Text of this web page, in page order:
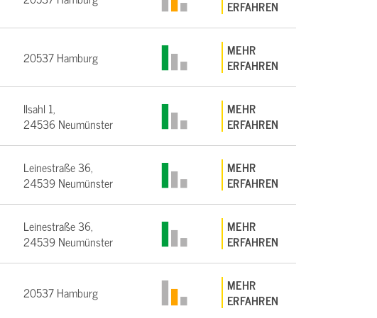
ERFAHREN
20537 Hamburg
MEHR
ERFAHREN
Ilsahl 1,
24536 Neumünster
MEHR
ERFAHREN
Leinestraße 36,
24539 Neumünster
MEHR
ERFAHREN
Leinestraße 36,
24539 Neumünster
MEHR
ERFAHREN
20537 Hamburg
MEHR
ERFAHREN